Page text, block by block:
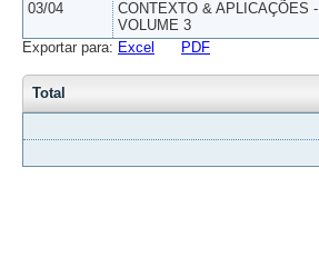
03/04
CONTEXTO & APLICAÇÕES -
VOLUME 3
Exportar para: Excel PDF
Total